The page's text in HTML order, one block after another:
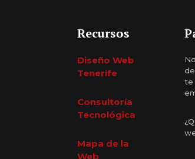
Recursos
Diseño Web
Tenerife
Consultoría
Tecnológica
Mapa de la
Web
te